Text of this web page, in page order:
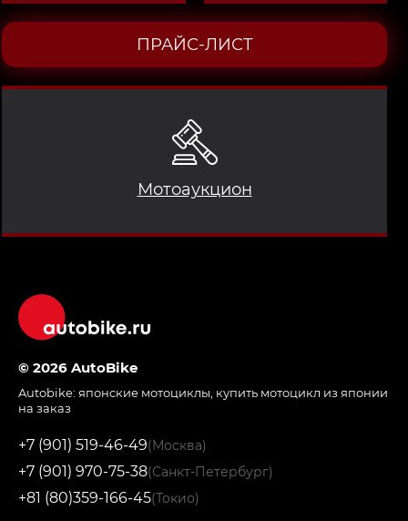
Мотоаукцион
ПРАЙС-ЛИСТ
© 2026 AutoBike
Autobike: японские мотоциклы купить мотоцикл из японии
на заказ
+7 (901) 519-46-49(Москва)
+7 (901) 970-75-38(Санкт-Петербург)
+81 (80)359-166-45(Токио)